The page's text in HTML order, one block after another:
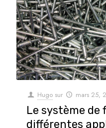
Hugo sur mars 25,
Le système
différentes